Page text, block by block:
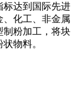
标达到国际先进
、化工、非金属
制粉加工，将块
物料。